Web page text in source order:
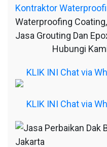
Kontraktor
Waterproofing
Jasa Grouting Dan
Hubungi
KLIK INI Chat via
KLIK INI Chat via